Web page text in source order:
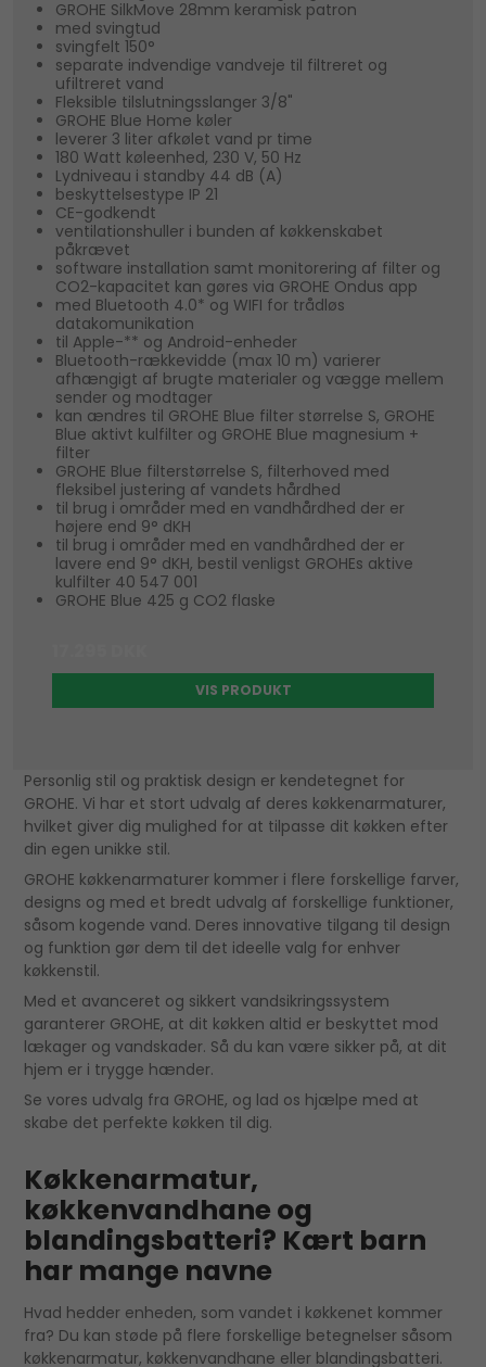
GROHE SilkMove 28mm keramisk patron
med svingtud
svingfelt 150°
separate indvendige vandveje til filtreret og
ufiltreret vand
Fleksible tilslutningsslanger 3/8"
GROHE Blue Home køler
leverer 3 liter afkølet vand pr time
180 Watt køleenhed, 230 V, 50 Hz
Lydniveau i standby 44 dB (A)
beskyttelsestype IP 21
CE-godkendt
ventilationshuller i bunden af køkkenskabet
påkrævet
software installation samt monitorering af filter og
CO2-kapacitet kan gøres via GROHE Ondus app
med Bluetooth 4.0* og WIFI for trådløs
datakomunikation
til Apple-** og Android-enheder
Bluetooth-rækkevidde (max 10 m) varierer
afhængigt af brugte materialer og vægge mellem
sender og modtager
kan ændres til GROHE Blue filter størrelse S, GROHE
Blue aktivt kulfilter og GROHE Blue magnesium +
filter
GROHE Blue filterstørrelse S, filterhoved med
fleksibel justering af vandets hårdhed
til brug i områder med en vandhårdhed der er
højere end 9° dKH
til brug i områder med en vandhårdhed der er
lavere end 9° dKH, bestil venligst GROHEs aktive
kulfilter 40 547 001
GROHE Blue 425 g CO2 flaske
VIS PRODUKT
Personlig stil og praktisk design er kendetegnet for
GROHE. Vi har et stort udvalg af deres køkkenarmaturer,
hvilket giver dig mulighed for at tilpasse dit køkken efter
din egen unikke stil.
GROHE køkkenarmaturer kommer i flere forskellige farver,
designs og med et bredt udvalg af forskellige funktioner,
såsom kogende vand. Deres innovative tilgang til design
og funktion gør dem til det ideelle valg for enhver
køkkenstil.
Med et avanceret og sikkert vandsikringssystem
garanterer GROHE, at dit køkken altid er beskyttet mod
lækager og vandskader. Så du kan være sikker på, at dit
hjem er i trygge hænder.
Se vores udvalg fra GROHE, og lad os hjælpe med at
skabe det perfekte køkken til dig.
Køkkenarmatur,
køkkenvandhane og
blandingsbatteri? Kært barn
har mange navne
Hvad hedder enheden, som vandet i køkkenet kommer
fra? Du kan støde på flere forskellige betegnelser såsom
køkkenarmatur, køkkenvandhane eller blandingsbatteri.